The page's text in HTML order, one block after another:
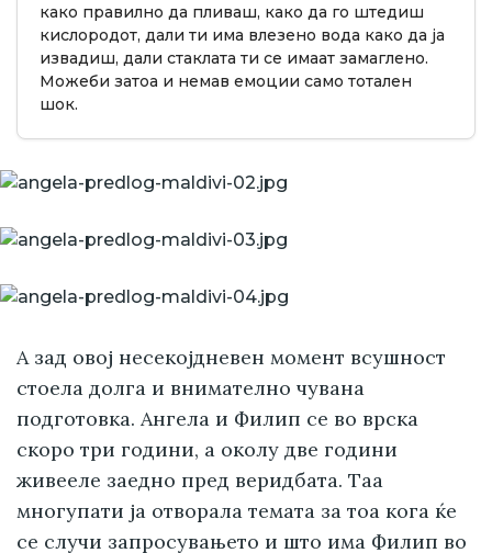
како правилно да пливаш, како да го штедиш
кислородот, дали ти има влезено вода како да ја
извадиш, дали стаклата ти се имаат замаглено.
Можеби затоа и немав емоции само тотален
шок.
А зад овој несекојдневен момент всушност
стоела долга и внимателно чувана
подготовка. Ангела и Филип се во врска
скоро три години, а околу две години
живееле заедно пред веридбата. Таа
многупати ја отворала темата за тоа кога ќе
се случи запросувањето и што има Филип во